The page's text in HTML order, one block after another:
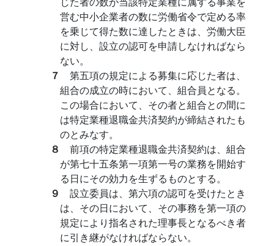
営む中小企業者の数に労働省令で定める率
を乗じて得た数に達したときは、労働大臣
に対し、設立の認可を申請しなければなら
ない。
７ 第五項の規定による募集に応じた者は、
組合の成立の時において、組合員となる。
この場合において、その者と組合との間に
は特定業種退職金共済契約が締結されたも
のとみなす。
８ 前項の特定業種退職金共済契約は、組合
が第七十五条第一項第一号の業務を開始す
る日にその効力を生ずるものとする。
９ 設立委員は、第六項の認可を受けたとき
は、その日において、その事務を第一項の
規定により指名された理事長となるべき者
に引き継がなければならない。